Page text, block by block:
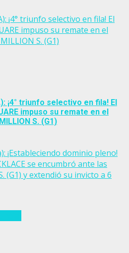
¡4° triunfo selectivo en fila! El
impuso su remate en el
S. (G1)
¡4° triunfo selectivo en fila! El
impuso su remate en el
S. (G1)
¡Estableciendo dominio pleno!
se encumbró ante las
(G1) y extendió su invicto a 6